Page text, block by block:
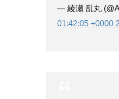
— 綾瀬 乱丸
01:42:05 +0000